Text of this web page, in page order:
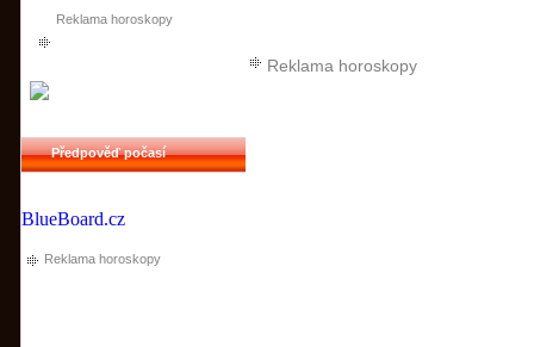
Reklama horoskopy
Předpověď počasí
BlueBoard.cz
Reklama horoskopy
Reklama horoskopy